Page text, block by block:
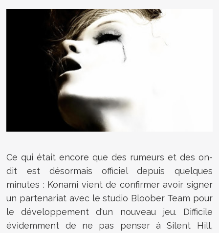
Ce qui était encore que des rumeurs et des on-
dit est désormais officiel depuis quelques
minutes : Konami vient de confirmer avoir signer
un partenariat avec le studio Bloober Team pour
le développement d'un nouveau jeu. Difficile
évidemment de ne pas penser à Silent Hill,